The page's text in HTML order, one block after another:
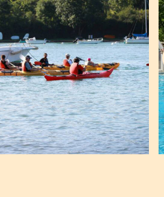
nautiqueset profiter des
envies. Choisissez votre
ou cabane lodge sur
notre camping avec piscine
Nous mettons à votre
servicespour vous offrir
et adapté à vos
votre prochainséjour en
famille, entre amis ou en